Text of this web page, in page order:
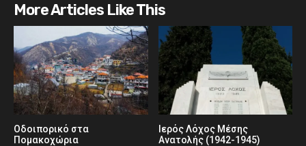
More Articles Like This
Οδοιπορικό στα
Πομακοχώρια
Ιερός Λόχος Μέσης
Ανατολής (1942-1945)